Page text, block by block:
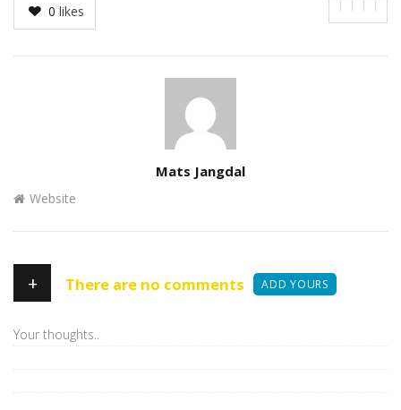
0 likes
Mats Jangdal
Website
+ There are no comments ADD YOURS